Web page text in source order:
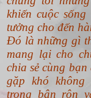
khiến cuộc
tưởng cho đến
Đó là những gì
mang lại cho
chia sẻ cùng
gặp khó không
trong bận rộn